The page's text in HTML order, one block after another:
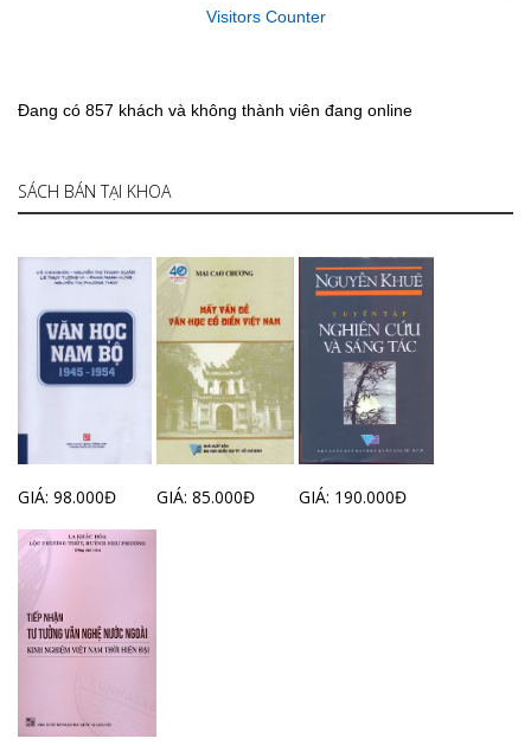
Visitors Counter
Đang có 857 khách và không thành viên đang online
SÁCH BÁN TẠI KHOA
GIÁ: 98.000Đ GIÁ: 85.000Đ GIÁ: 190.000Đ